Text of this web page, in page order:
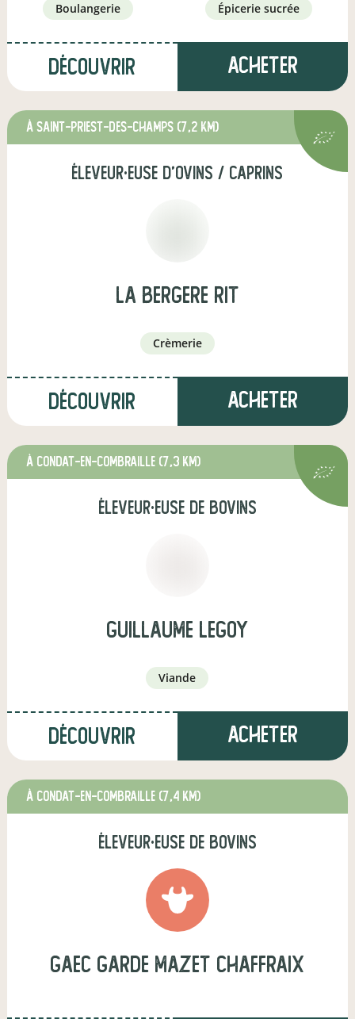
boulangerie épicerie sucrée
Découvrir Acheter
à Saint-Priest-des-Champs (7,2 km)
éleveur·euse d'ovins / caprins
LA BERGERE RIT
crèmerie
Découvrir Acheter
à Condat-en-Combraille (7,3 km)
éleveur·euse de bovins
guillaume legoy
viande
Découvrir Acheter
à Condat-en-Combraille (7,4 km)
éleveur·euse de bovins
gaec garde mazet chaffraix